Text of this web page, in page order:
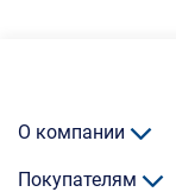
О компании
Покупателям